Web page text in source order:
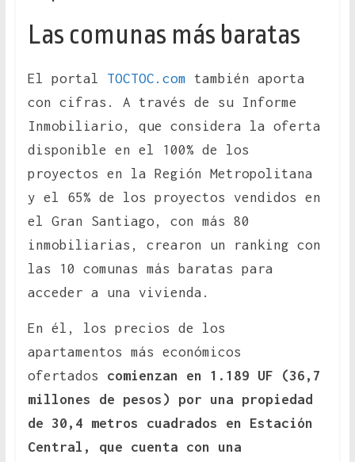
Las comunas más baratas
El portal TOCTOC.com también aporta
con cifras. A través de su Informe
Inmobiliario, que considera la oferta
disponible en el 100% de los
proyectos en la Región Metropolitana
y el 65% de los proyectos vendidos en
el Gran Santiago, con más 80
inmobiliarias, crearon un ranking con
las 10 comunas más baratas para
acceder a una vivienda.
En él, los precios de los
apartamentos más económicos
ofertados comienzan en 1.189 UF (36,7
millones de pesos) por una propiedad
de 30,4 metros cuadrados en Estación
Central, que cuenta con una